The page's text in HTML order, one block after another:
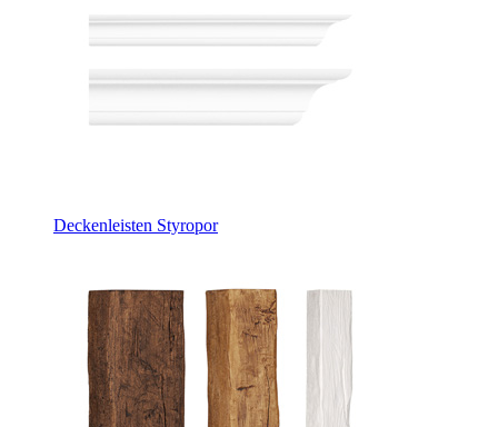
Deckenleisten Styropor